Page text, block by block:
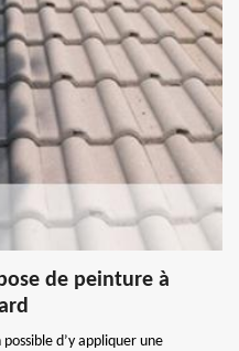
de peinture à
d’y appliquer une